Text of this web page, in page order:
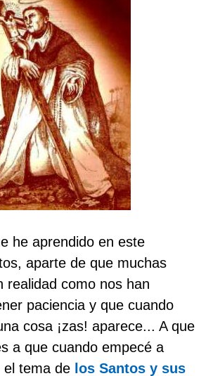
he aprendido en este
aparte de que muchas
realidad como nos han
paciencia y que cuando
cosa ¡zas! aparece... A que
a que cuando empecé a
el tema de los Santos y sus